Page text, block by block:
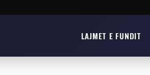
LAJMET E FUNDIT